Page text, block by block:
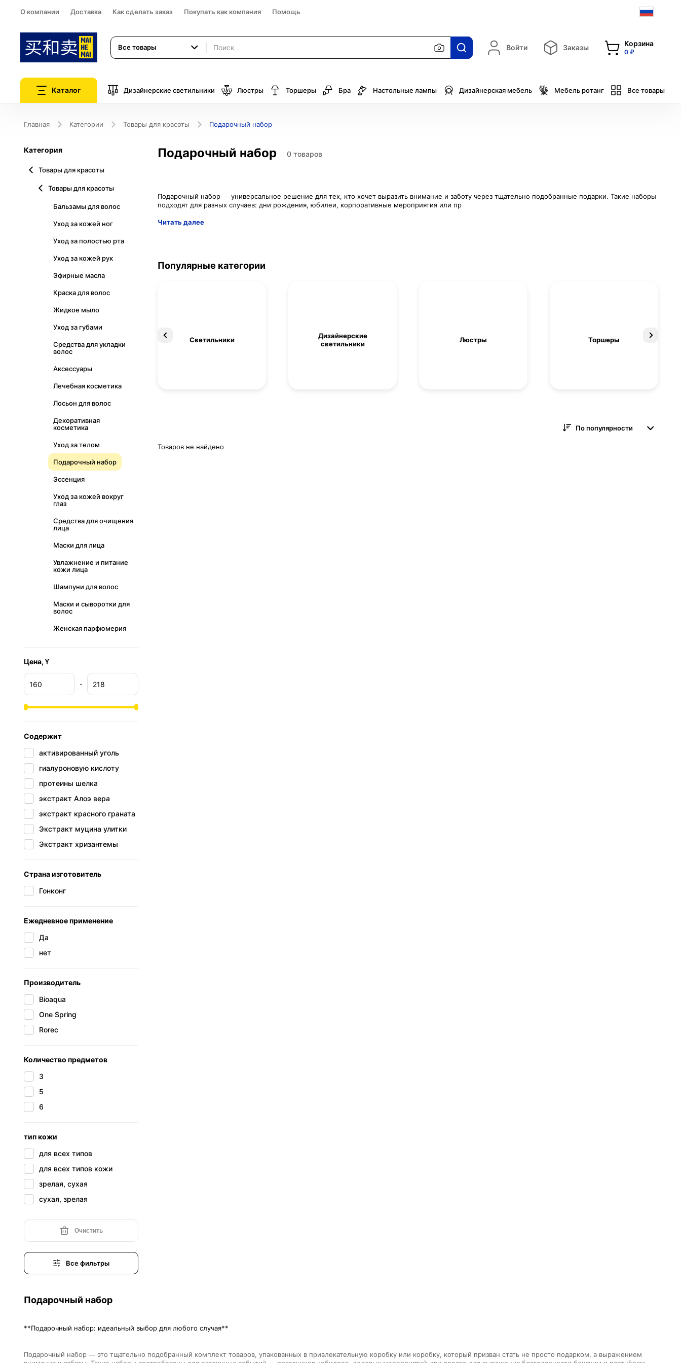
О компании Доставка Как сделать заказ Покупать как компания Помощь
Все товары Войти Заказы Корзина
0 ₽
Каталог Дизайнерские светильники Люстры Торшеры Бра Настольные лампы Дизайнерская мебель Мебель ротанг Все товары
Главная Категории Товары для красоты Подарочный набор
Категория
Товары для красоты
Товары для красоты
Бальзамы для волос
Уход за кожей ног
Уход за полостью рта
Уход за кожей рук
Эфирные масла
Краска для волос
Жидкое мыло
Уход за губами
Средства для укладки
волос
Аксессуары
Лечебная косметика
Лосьон для волос
Декоративная
косметика
Уход за телом
Подарочный набор
Эссенция
Уход за кожей вокруг
глаз
Средства для очищения
лица
Маски для лица
Увлажнение и питание
кожи лица
Шампуни для волос
Маски и сыворотки для
волос
Женская парфюмерия
Цена, ¥
-
Содержит
активированный уголь
гиалуроновую кислоту
протеины шелка
экстракт Алоэ вера
экстракт красного граната
Экстракт муцина улитки
Экстракт хризантемы
Страна изготовитель
Гонконг
Ежедневное применение
Да
нет
Производитель
Bioaqua
One Spring
Rorec
Количество предметов
3
5
6
тип кожи
для всех типов
для всех типов кожи
зрелая, сухая
сухая, зрелая
Очистить
Все фильтры
Подарочный набор 0 товаров
Подарочный набор — универсальное решение для тех, кто хочет выразить внимание и заботу через тщательно подобранные подарки. Такие наборы
Читать далее
Популярные категории
Светильники
Дизайнерские
светильники
Люстры Торшеры
По популярности
Товаров не найдено
Подарочный набор
Подарочный набор — это тщательно подобранный комплект товаров, упакованных в привлекательную коробку или коробку, который призван стать не просто подарком, а выражением